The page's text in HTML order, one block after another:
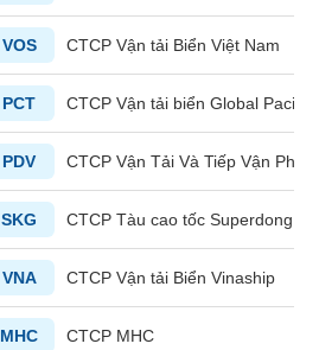
VOS CTCP Vận tải Biển Việt Nam
PCT CTCP Vận tải biển Global Pacific
PDV CTCP Vận Tải Và Tiếp Vận
SKG CTCP Tàu cao tốc Superdong -
VNA CTCP Vận tải Biển Vinaship
MHC CTCP MHC